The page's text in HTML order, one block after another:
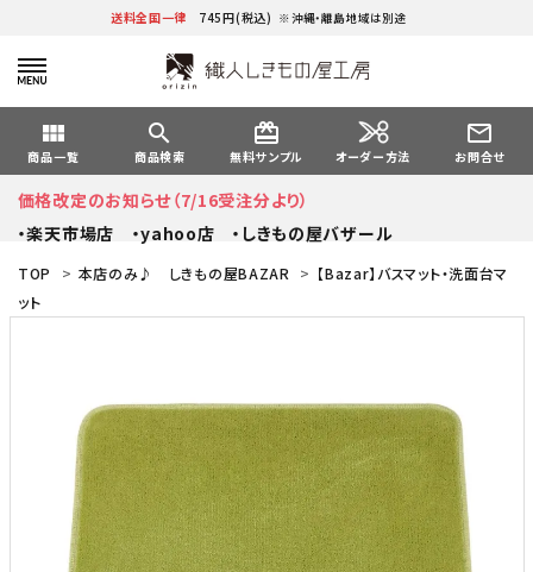
送料全国一律 745円(税込) ※沖縄・離島地域は別途
view_module
商品一覧
search
商品検索
card_giftcard
無料サンプル オーダー方法
mail_outline
お問合せ
価格改定のお知らせ（7/16受注分より）
・楽天市場店
・yahoo店 ・しきもの屋バザール
TOP > 本店のみ♪ しきもの屋BAZAR > 【Bazar】バスマット・洗面台マ
ット